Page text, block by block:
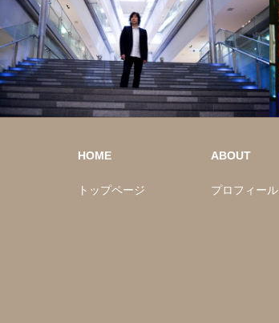
HOME
トップページ
ABOUT
プロフィール